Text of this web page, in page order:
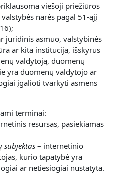
viešoji priežiūros
narės pagal 51-ąjį
juridinis asmuo, valstybinės
ar kita institucija, išskyrus
valdytoją, duomenų
yra duomenų valdytojo ar
įgalioti tvarkyti asmens
terminai:
resursas, pasiekiamas
subjektas – internetinio
kurio tapatybė yra
ar netiesiogiai nustatyta.